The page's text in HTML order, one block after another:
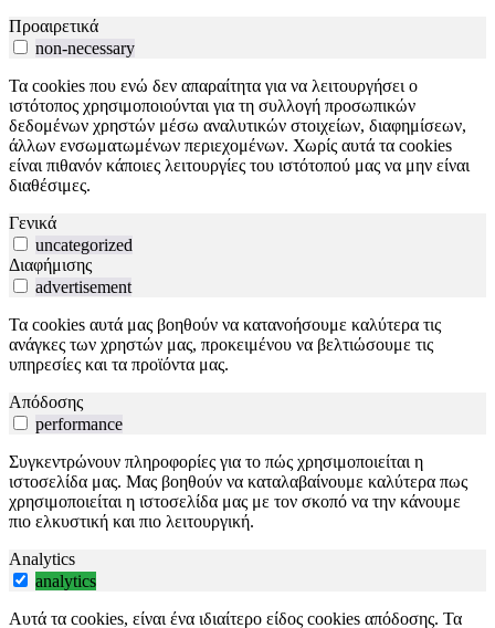
Προαιρετικά
non-necessary
Τα cookies που ενώ δεν απαραίτητα για να λειτουργήσει ο
ιστότοπος χρησιμοποιούνται για τη συλλογή προσωπικών
δεδομένων χρηστών μέσω αναλυτικών στοιχείων, διαφημίσεων,
άλλων ενσωματωμένων περιεχομένων. Χωρίς αυτά τα cookies
είναι πιθανόν κάποιες λειτουργίες του ιστότοπού μας να μην είναι
διαθέσιμες.
Γενικά
uncategorized
Διαφήμισης
advertisement
Τα cookies αυτά μας βοηθούν να κατανοήσουμε καλύτερα τις
ανάγκες των χρηστών μας, προκειμένου να βελτιώσουμε τις
υπηρεσίες και τα προϊόντα μας.
Απόδοσης
performance
Συγκεντρώνουν πληροφορίες για το πώς χρησιμοποιείται η
ιστοσελίδα μας. Μας βοηθούν να καταλαβαίνουμε καλύτερα πως
χρησιμοποιείται η ιστοσελίδα μας με τον σκοπό να την κάνουμε
πιο ελκυστική και πιο λειτουργική.
Analytics
analytics
Αυτά τα cookies, είναι ένα ιδιαίτερο είδος cookies απόδοσης. Τα